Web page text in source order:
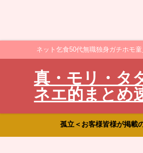
ネット乞食50代無職独身ガチホモ
真・モリ・タ
ネエ的まとめ
孤立＜お客様皆様が掲載